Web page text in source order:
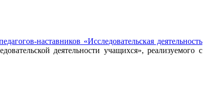
наставников «Исследовательская деятельность
деятельности учащихся», реализуемого с